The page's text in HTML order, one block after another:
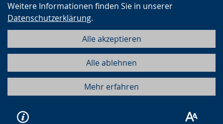
Weitere Informationen finden Sie in unserer
Datenschutzerklärung.
Alle akzeptieren
Alle ablehnen
Mehr erfahren